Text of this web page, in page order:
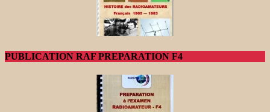
PUBLICATION RAF PREPARATION F4